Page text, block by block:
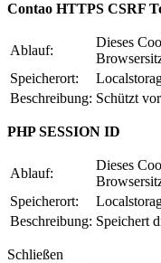
Contao HTTPS CSRF
Ablauf:
Dieses
Speicherort:
Beschreibung: Schützt
PHP SESSION ID
Ablauf:
Dieses
Speicherort:
Beschreibung: Speichert
Schließen